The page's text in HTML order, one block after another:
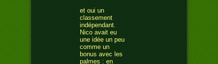
et oui un
classement
indépendant.
Nico avait eu
une idée un peu
comme un
bonus avec les
palmes : en